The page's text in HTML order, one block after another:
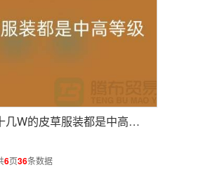
上W块十几W的皮草服装都是中高等级的皮制作的-回收毛领厂家
6页36条数据